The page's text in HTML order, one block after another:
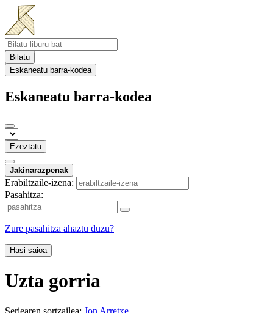
Bilatu
Eskaneatu barra-kodea
Eskaneatu barra-kodea
Ezeztatu
Jakinarazpenak
Erabiltzaile-izena:
Pasahitza:
Zure pasahitza ahaztu duzu?
Hasi saioa
Uzta gorria
Seriearen sortzailea: Jon Arretxe